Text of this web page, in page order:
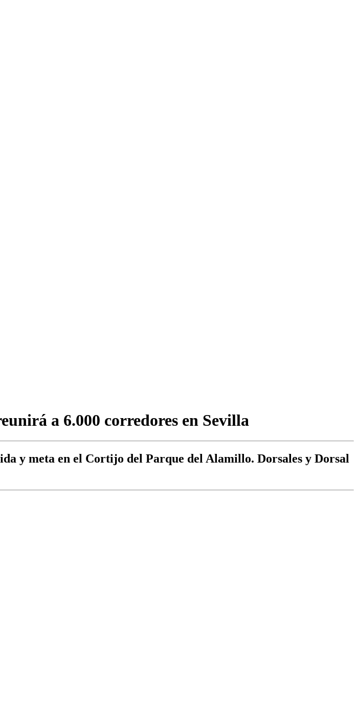
a 6.000 corredores en Sevilla
y meta en el Cortijo del Parque del Alamillo. Dorsales y Dorsal